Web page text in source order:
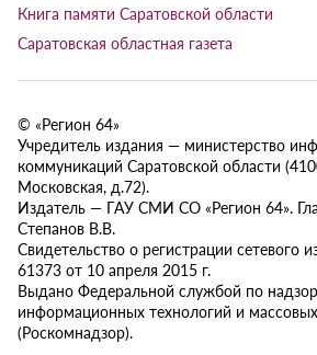
Книга памяти Саратовской области
Саратовская областная газета
© «Регион 64»
Учредитель издания — министерство
коммуникаций Саратовской области
Московская, д.72).
Издатель — ГАУ СМИ СО «Регион 64».
Степанов В.В.
Свидетельство о регистрации
61373 от 10 апреля 2015 г.
Выдано Федеральной службой по
информационных технологий и
(Роскомнадзор).